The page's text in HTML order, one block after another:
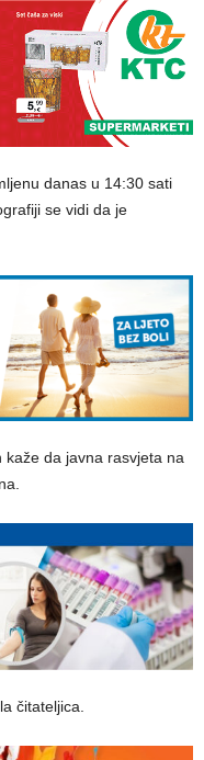
danas u 14:30 sati
se vidi da je
da javna rasvjeta na
čitateljica.